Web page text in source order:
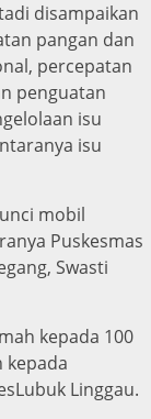
disampaikan
pangan dan
percepatan
penguatan
isu
isu
mobil
Puskesmas
Swasti
kepada 100
kepada
Linggau.